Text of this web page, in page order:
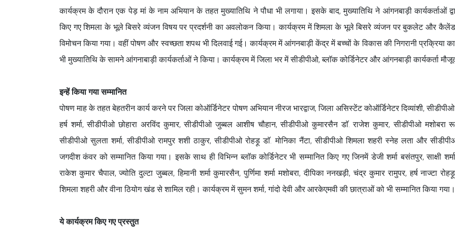
कार्यक्रम के दौरान एक पेड़ मां के नाम अभियान के तहत मुख्यातिथि ने पौधा भी लगाया। इसके बाद, मुख्यातिथि ने आंगनबाड़ी कार्यकर्ताओं
किए गए शिमला के भूले बिसरे व्यंजन विषय पर प्रदर्शनी का अवलोकन किया। कार्यक्रम में शिमला के भूले बिसरे व्यंजन पर बुकलेट और
विमोचन किया गया। वहीं पोषण और स्वच्छता शपथ भी दिलवाई गई। कार्यक्रम में आंगनबाड़ी केंद्र में बच्चों के विकास की निगरानी प्रक्रिया
भी मुख्यातिथि के सामने आंगनाबाड़ी कार्यकर्ताओं ने किया। कार्यक्रम में जिला भर में सीडीपीओ, ब्लाॅक कोर्डिनेटर और आंगनबाड़ी कार्यकर्ता
इन्हें किया गया सम्मानित
पोषण माह के तहत बेहतरीन कार्य करने पर जिला कोऑर्डिनेटर पोषण अभियान नीरज भारद्वाज, जिला असिस्टेंट कोऑर्डिनेटर दिव्यांशी,
हर्ष शर्मा, सीडीपीओ छोहारा अरविंद कुमार, सीडीपीओ जुब्बल आशीष चौहान, सीडीपीओ कुमारसैन डाॅ. राजेश कुमार, सीडीपीओ मशोबरा
सीडीपीओ सुलता शर्मा, सीडीपीओ रामपुर शशी ठाकुर, सीडीपीओ रोहड़ू डाॅ. मोनिका नैंटा, सीडीपीओ शिमला शहरी स्नेह लता और
जगदीश कंवर को सम्मानित किया गया। इसके साथ ही विभिन्न ब्लाॅक कोर्डिनेटर भी सम्मानित किए गए जिनमें डेजी शर्मा बसंतपुर, साक्षी शर्मा
राकेश कुमार चैपाल, ज्योति दुल्टा जुब्बल, हिमानी शर्मा कुमारसैन, पुर्णिमा शर्मा मशोबरा, दीपिका ननखड़ी, चंद्र कुमार रामुपर, हर्ष नाज्टा
शिमला शहरी और वीना ठियोग खंड से शामिल रही। कार्यक्रम में सुमन शर्मा, गांदो देवी और आरकेएमवी की छात्राओं को भी सम्मानित किया गया।
ये कार्यक्रम किए गए प्रस्तुत